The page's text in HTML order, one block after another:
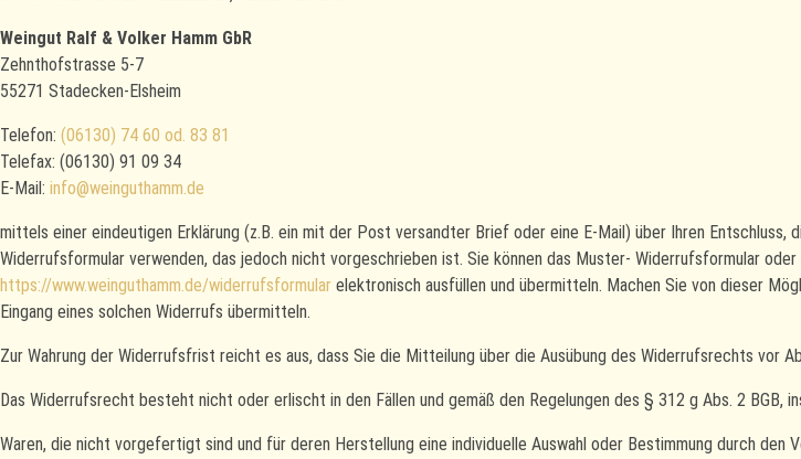
Weingut Ralf & Volker Hamm GbR
Zehnthofstrasse 5-7
55271 Stadecken-Elsheim
Telefon: (06130) 74 60 od. 83 81
Telefax: (06130) 91 09 34
E-Mail: info@weinguthamm.de
mittels einer eindeutigen Erklärung (z.B. ein mit der Post versandter Brief oder eine E-Mail) über Ihren
Widerrufsformular verwenden, das jedoch nicht vorgeschrieben ist. Sie können das Muster- Widerrufsformular
https://www.weinguthamm.de/widerrufsformular elektronisch ausfüllen und übermitteln. Machen Sie von dieser
Eingang eines solchen Widerrufs übermitteln.
Zur Wahrung der Widerrufsfrist reicht es aus, dass Sie die Mitteilung über die Ausübung des Widerrufsrechts vor
Das Widerrufsrecht besteht nicht oder erlischt in den Fällen und gemäß den Regelungen des § 312 g Abs. 2 BGB,
Waren, die nicht vorgefertigt sind und für deren Herstellung eine individuelle Auswahl oder Bestimmung durch